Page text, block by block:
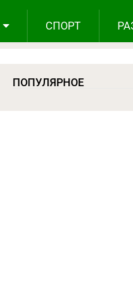
СПОРТ
ПОПУЛЯРНОЕ